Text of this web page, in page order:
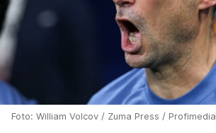
Foto: William Volcov / Zuma Press / Profimedia